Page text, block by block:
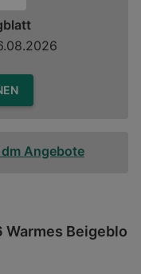
Angebote
Warmes Beigeblo